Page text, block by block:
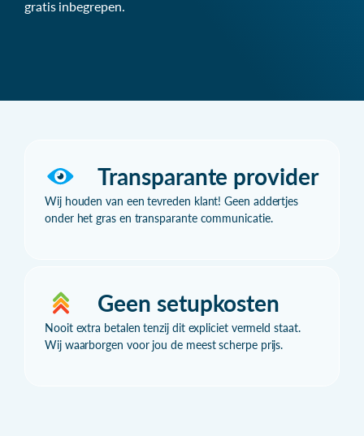
gratis inbegrepen.
Transparante provider
Wij houden van een tevreden klant! Geen addertjes
onder het gras en transparante communicatie.
Geen setupkosten
Nooit extra betalen tenzij dit expliciet vermeld staat.
Wij waarborgen voor jou de meest scherpe prijs.